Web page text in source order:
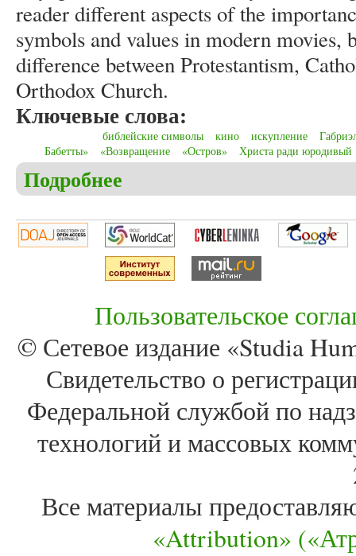
reader different aspects of the
symbols and values in modern movies,
difference between Protestantism,
Orthodox Church.
Ключевые слова:
библейские символы кино искупление
Бабетты»
«Возвращение «Остров» Христа ради юродивый
Подробнее
Пользовательское
© Сетевое издание «Studia
Свидетельство о
Федеральной службой по
технологий и массовых
Все материалы
«Attribution»